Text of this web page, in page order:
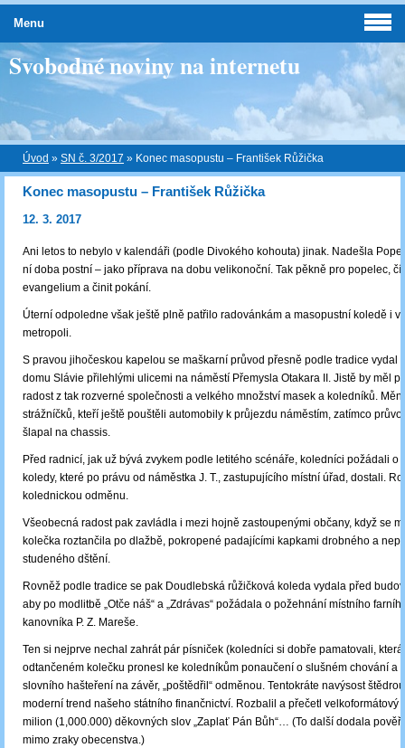
Svobodné noviny na internetu
Úvod » SN č. 3/2017 » Konec masopustu – František Růžička
Konec masopustu – František Růžička
12. 3. 2017
Ani letos to nebylo v kalendáři (podle Divokého kohouta) jinak. Nadešla
ní doba postní ‒ jako příprava na dobu velikonoční. Tak pěkně pro popelec,
evangelium a činit pokání.
Úterní odpoledne však ještě plně patřilo radovánkám a masopustní koledě i v
metropoli.
S pravou jihočeskou kapelou se maškarní průvod přesně podle tradice vydal
domu Slávie přilehlými ulicemi na náměstí Přemysla Otakara II. Jistě by měl
radost z tak rozverné společnosti a velkého množství masek a koledníků.
strážníčků, kteří ještě pouštěli automobily k průjezdu náměstím, zatímco
šlapal na chassis.
Před radnicí, jak už bývá zvykem podle letitého scénáře, koledníci požádali o
koledy, které po právu od náměstka J. T., zastupujícího místní úřad, dostali.
kolednickou odměnu.
Všeobecná radost pak zavládla i mezi hojně zastoupenými občany, když se
kolečka roztančila po dlažbě, pokropené padajícími kapkami drobného a
studeného dštění.
Rovněž podle tradice se pak Doudlebská růžičková koleda vydala před
aby po modlitbě „Otče náš“ a „Zdrávas“ požádala o požehnání místního
kanovníka P. Z. Mareše.
Ten si nejprve nechal zahrát pár písniček (koledníci si dobře pamatovali,
odtančeném kolečku pronesl ke koledníkům ponaučení o slušném chování a
slovního hašteření na závěr, „poštědřil“ odměnou. Tentokráte navýsost
moderní trend našeho státního finančnictví. Rozbalil a přečetl velkoformátový
milion (1,000.000) děkovných slov „Zaplať Pán Bůh“… (To další dodala
mimo zraky obecenstva.)
Menu